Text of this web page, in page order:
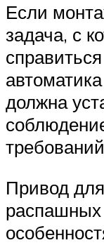
Если
задача, с
должна
Привод
распашных